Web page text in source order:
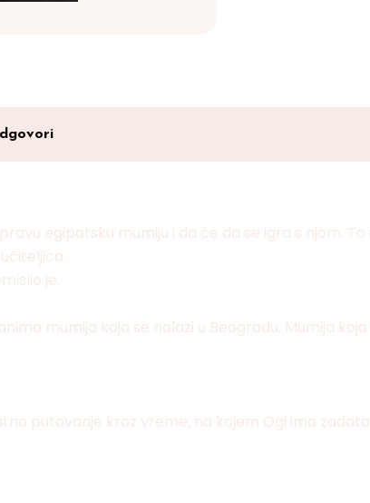
egipatsku mumiju i da će da se igra s njom. To
je.
mumija koja se nalazi u Beogradu. Mumija
putovanje kroz vreme, na kojem Ogi ima